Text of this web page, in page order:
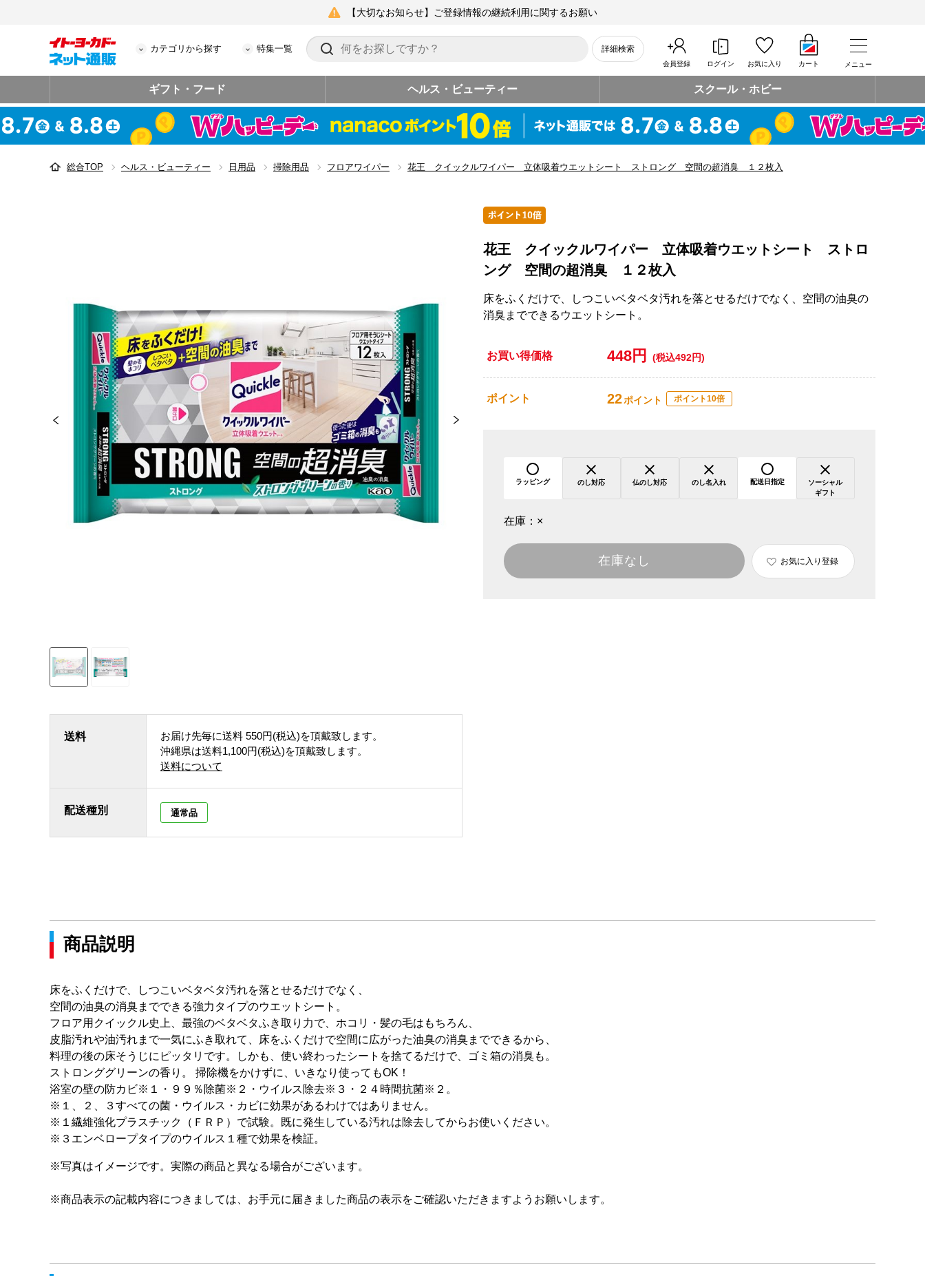
【大切なお知らせ】ご登録情報の継続利用に関するお願い
カテゴリから探す 特集一覧 詳細検索
会員登録 ログイン お気に入り カート メニュー
ギフト・フード ヘルス・ビューティー スクール・ホビー
総合TOP ヘルス・ビューティー 日用品 掃除用品 フロアワイパー 花王 クイックルワイパー 立体吸着ウエットシート ストロング 空間の超消臭 １２枚入
送料 お届け先毎に送料 550円(税込)を頂戴致します。
沖縄県は送料1,100円(税込)を頂戴致します。
送料について
配送種別 通常品
花王 クイックルワイパー 立体吸着ウエットシート ストロ
ング 空間の超消臭 １２枚入
床をふくだけで、しつこいベタベタ汚れを落とせるだけでなく、空間の油臭の
消臭までできるウエットシート。
お買い得価格 448円 (税込492円)
ポイント 22ポイント ポイント10倍
ラッピング のし対応 仏のし対応 のし名入れ 配送日指定
ソーシャル
ギフト
在庫： ×
在庫なし お気に入り登録
商品説明
床をふくだけで、しつこいベタベタ汚れを落とせるだけでなく、
空間の油臭の消臭までできる強力タイプのウエットシート。
フロア用クイックル史上、最強のベタベタふき取り力で、ホコリ・髪の毛はもちろん、
皮脂汚れや油汚れまで一気にふき取れて、床をふくだけで空間に広がった油臭の消臭までできるから、
料理の後の床そうじにピッタリです。しかも、使い終わったシートを捨てるだけで、ゴミ箱の消臭も。
ストロンググリーンの香り。 掃除機をかけずに、いきなり使ってもOK！
浴室の壁の防カビ※１・９９％除菌※２・ウイルス除去※３・２４時間抗菌※２。
※１、２、３すべての菌・ウイルス・カビに効果があるわけではありません。
※１繊維強化プラスチック（ＦＲＰ）で試験。既に発生している汚れは除去してからお使いください。
※３エンベロープタイプのウイルス１種で効果を検証。
※写真はイメージです。実際の商品と異なる場合がございます。
※商品表示の記載内容につきましては、お手元に届きました商品の表示をご確認いただきますようお願いします。